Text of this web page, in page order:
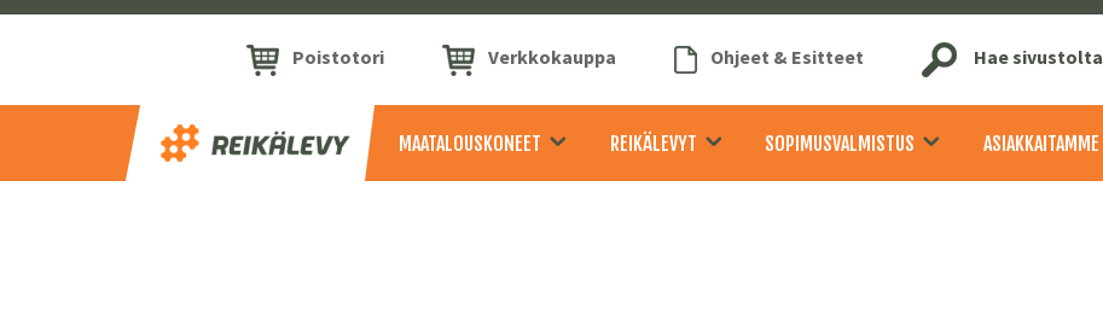
Poistotori Verkkokauppa Ohjeet & Esitteet Hae sivustolta
MAATALOUSKONEET REIKÄLEVYT SOPIMUSVALMISTUS ASIAKKAITAMME